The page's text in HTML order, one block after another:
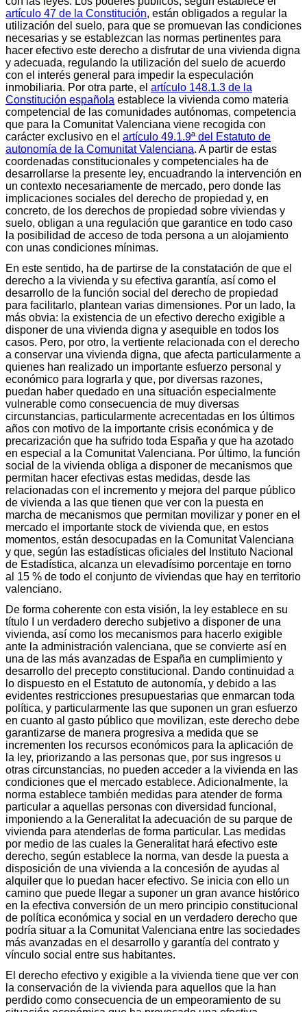
artículo 47 de la Constitución, están obligados a regular la
utilización del suelo, para que se promuevan las condiciones
necesarias y se establezcan las normas pertinentes para
hacer efectivo este derecho a disfrutar de una vivienda digna
y adecuada, regulando la utilización del suelo de acuerdo
con el interés general para impedir la especulación
inmobiliaria. Por otra parte, el artículo 148.1.3 de la
Constitución española establece la vivienda como materia
competencial de las comunidades autónomas, competencia
que para la Comunitat Valenciana viene recogida con
carácter exclusivo en el artículo 49.1.9ª del Estatuto de
autonomía de la Comunitat Valenciana. A partir de estas
coordenadas constitucionales y competenciales ha de
desarrollarse la presente ley, encuadrando la intervención en
un contexto necesariamente de mercado, pero donde las
implicaciones sociales del derecho de propiedad y, en
concreto, de los derechos de propiedad sobre viviendas y
suelo, obligan a una regulación que garantice en todo caso
la posibilidad de acceso de toda persona a un alojamiento
con unas condiciones mínimas.
En este sentido, ha de partirse de la constatación de que el
derecho a la vivienda y su efectiva garantía, así como el
desarrollo de la función social del derecho de propiedad
para facilitarlo, plantean varias dimensiones. Por un lado, la
más obvia: la existencia de un efectivo derecho exigible a
disponer de una vivienda digna y asequible en todos los
casos. Pero, por otro, la vertiente relacionada con el derecho
a conservar una vivienda digna, que afecta particularmente a
quienes han realizado un importante esfuerzo personal y
económico para lograrla y que, por diversas razones,
puedan haber quedado en una situación especialmente
vulnerable como consecuencia de muy diversas
circunstancias, particularmente acrecentadas en los últimos
años con motivo de la importante crisis económica y de
precarización que ha sufrido toda España y que ha azotado
en especial a la Comunitat Valenciana. Por último, la función
social de la vivienda obliga a disponer de mecanismos que
permitan hacer efectivas estas medidas, desde las
relacionadas con el incremento y mejora del parque público
de vivienda a las que tienen que ver con la puesta en
marcha de mecanismos que permitan movilizar y poner en el
mercado el importante stock de vivienda que, en estos
momentos, están desocupadas en la Comunitat Valenciana
y que, según las estadísticas oficiales del Instituto Nacional
de Estadística, alcanza un elevadísimo porcentaje en torno
al 15 % de todo el conjunto de viviendas que hay en territorio
valenciano.
De forma coherente con esta visión, la ley establece en su
título I un verdadero derecho subjetivo a disponer de una
vivienda, así como los mecanismos para hacerlo exigible
ante la administración valenciana, que se convierte así en
una de las más avanzadas de España en cumplimiento y
desarrollo del precepto constitucional. Dando continuidad a
lo dispuesto en el Estatuto de autonomía, y debido a las
evidentes restricciones presupuestarias que enmarcan toda
política, y particularmente las que suponen un gran esfuerzo
en cuanto al gasto público que movilizan, este derecho debe
garantizarse de manera progresiva a medida que se
incrementen los recursos económicos para la aplicación de
la ley, priorizando a las personas que, por sus ingresos u
otras circunstancias, no pueden acceder a la vivienda en las
condiciones que el mercado establece. Adicionalmente, la
norma establece también medidas para atender de forma
particular a aquellas personas con diversidad funcional,
imponiendo a la Generalitat la adecuación de su parque de
vivienda para atenderlas de forma particular. Las medidas
por medio de las cuales la Generalitat hará efectivo este
derecho, según establece la norma, van desde la puesta a
disposición de una vivienda a la concesión de ayudas al
alquiler que lo puedan hacer efectivo. Se inicia con ello un
camino que puede llegar a suponer un gran avance histórico
en la efectiva conversión de un mero principio constitucional
de política económica y social en un verdadero derecho que
podría situar a la Comunitat Valenciana entre las sociedades
más avanzadas en el desarrollo y garantía del contrato y
vínculo social entre sus habitantes.
El derecho efectivo y exigible a la vivienda tiene que ver con
la conservación de la vivienda para aquellos que la han
perdido como consecuencia de un empeoramiento de su